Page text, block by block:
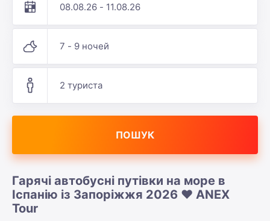
08.08.26 - 11.08.26
7 - 9 ночей
2 туриста
ПОШУК
Гарячі автобусні путівки на море в
Іспанію із Запоріжжя 2026 ❤️ ANEX
Tour